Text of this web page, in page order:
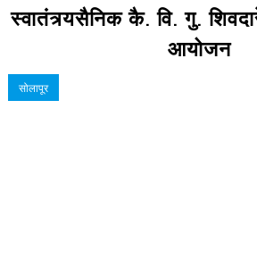
स्वातंत्र्यसैनिक कै. वि. गु.
आयोजन
सोलापूर